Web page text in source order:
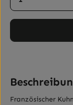
Französischer